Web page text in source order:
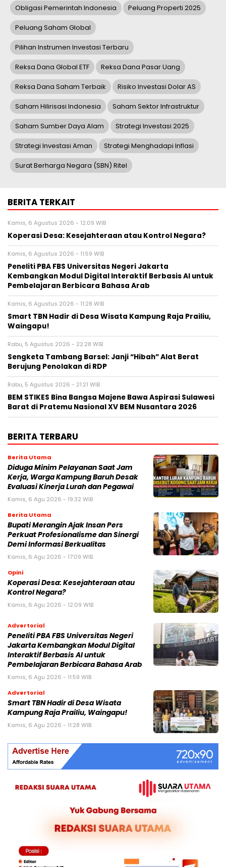
Obligasi Pemerintah Indonesia Peluang Properti 2025
Peluang Saham Global
Pilihan Instrumen Investasi Terbaru
Reksa Dana Global ETF Reksa Dana Pasar Uang
Reksa Dana Saham Terbaik Risiko Investasi Dolar AS
Saham Hilirisasi Indonesia Saham Sektor Infrastruktur
Saham Sumber Daya Alam Strategi Investasi 2025
Strategi Investasi Aman Strategi Menghadapi Inflasi
Surat Berharga Negara (SBN) Ritel
BERITA TERKAIT
Kamis, 6 Agustus 2026 - 12:09 WIB
Koperasi Desa: Kesejahteraan atau Kontrol Negara?
Kamis, 6 Agustus 2026 - 11:59 WIB
Peneliti PBA FBS Universitas Negeri Jakarta
Kembangkan Modul Digital Interaktif Berbasis AI untuk
Pembelajaran Berbicara Bahasa Arab
Kamis, 6 Agustus 2026 - 11:28 WIB
Smart TBN Hadir di Desa Wisata Kampung Raja Prailiu,
Waingapu!
Rabu, 5 Agustus 2026 - 22:28 WIB
Sengketa Tambang Barsel: Janji “Hibah” Alat Berat
Berujung Penolakan di RDP
Rabu, 5 Agustus 2026 - 21:21 WIB
BEM STIKES Bina Bangsa Majene Bawa Aspirasi Sulawesi
Barat di Pratemu Nasional XV BEM Nusantara 2026
BERITA TERBARU
Berita Utama
Diduga Minim Pelayanan Saat Jam
Kerja, Warga Kampung Baruh Desak
Evaluasi Kinerja Lurah dan Pegawai
Kamis, 6 Agu 2026 - 19:32 WIB
Berita Utama
Bupati Merangin Ajak Insan Pers
Perkuat Profesionalisme dan Sinergi
Demi Informasi Berkualitas
Kamis, 6 Agu 2026 - 17:09 WIB
Opini
Koperasi Desa: Kesejahteraan atau
Kontrol Negara?
Kamis, 6 Agu 2026 - 12:09 WIB
Advertorial
Peneliti PBA FBS Universitas Negeri
Jakarta Kembangkan Modul Digital
Interaktif Berbasis AI untuk
Pembelajaran Berbicara Bahasa Arab
Kamis, 6 Agu 2026 - 11:59 WIB
Advertorial
Smart TBN Hadir di Desa Wisata
Kampung Raja Prailiu, Waingapu!
Kamis, 6 Agu 2026 - 11:28 WIB